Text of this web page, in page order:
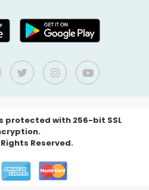
protected with 256-bit SSL
Reserved.